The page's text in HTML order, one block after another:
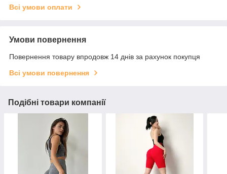
Всі умови оплати
Умови повернення
Повернення товару впродовж 14 днів за рахунок покупця
Всі умови повернення
Подібні товари компанії